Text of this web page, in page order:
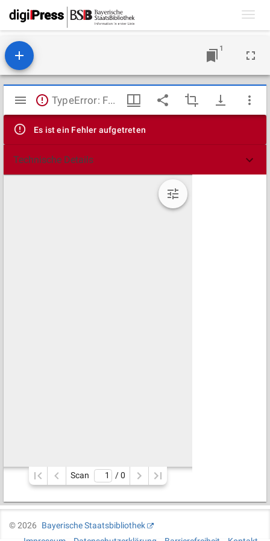
1
Mirador
Viewer
TypeError: Failed to fetch
Es ist ein Fehler aufgetreten
Technische Details
Scan / 0
©2026
Bayerische Staatsbibliothek